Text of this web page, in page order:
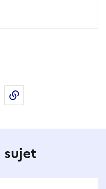
Twitter)
sur LinkedIn
Partager par email
sujet